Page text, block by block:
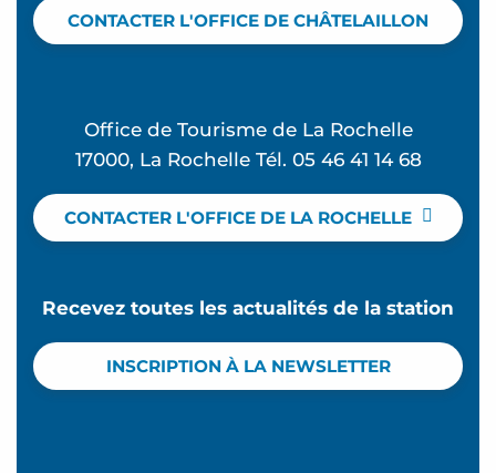
CONTACTER L'OFFICE DE CHÂTELAILLON
Office de Tourisme de La Rochelle
17000, La Rochelle Tél. 05 46 41 14 68
CONTACTER L'OFFICE DE LA ROCHELLE
Recevez toutes les actualités de la station
INSCRIPTION À LA NEWSLETTER